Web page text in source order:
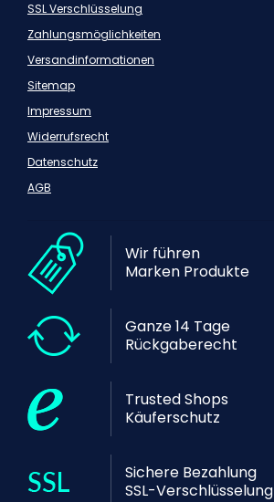
SSL Verschlüsselung
Zahlungsmöglichkeiten
Versandinformationen
Sitemap
Impressum
Widerrufsrecht
Datenschutz
AGB
Wir führen
Marken Produkte
Ganze 14 Tage
Rückgaberecht
Trusted Shops
Käuferschutz
Sichere Bezahlung
SSL-Verschlüsselung